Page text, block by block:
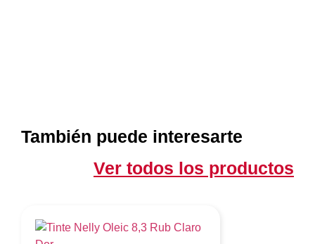
También puede interesarte
Ver todos los productos